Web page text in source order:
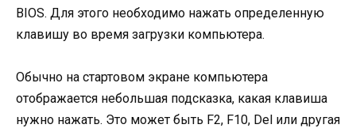
BIOS. Для этого необходимо нажать определенную
клавишу во время загрузки компьютера.
Обычно на стартовом экране компьютера
отображается небольшая подсказка, какая клавиша
нужно нажать. Это может быть F2, F10, Del или другая